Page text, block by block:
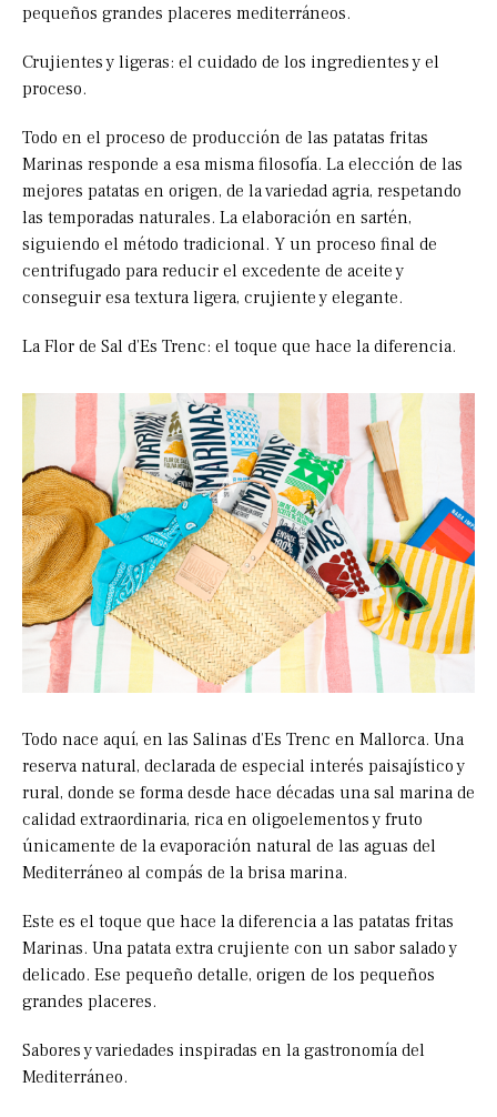
pequeños grandes placeres mediterráneos.
Crujientes y ligeras: el cuidado de los ingredientes y el
proceso.
Todo en el proceso de producción de las patatas fritas
Marinas responde a esa misma filosofía. La elección de las
mejores patatas en origen, de la variedad agria, respetando
las temporadas naturales. La elaboración en sartén,
siguiendo el método tradicional. Y un proceso final de
centrifugado para reducir el excedente de aceite y
conseguir esa textura ligera, crujiente y elegante.
La Flor de Sal d’Es Trenc: el toque que hace la diferencia.
Todo nace aquí, en las Salinas d’Es Trenc en Mallorca. Una
reserva natural, declarada de especial interés paisajístico y
rural, donde se forma desde hace décadas una sal marina de
calidad extraordinaria, rica en oligoelementos y fruto
únicamente de la evaporación natural de las aguas del
Mediterráneo al compás de la brisa marina.
Este es el toque que hace la diferencia a las patatas fritas
Marinas. Una patata extra crujiente con un sabor salado y
delicado. Ese pequeño detalle, origen de los pequeños
grandes placeres.
Sabores y variedades inspiradas en la gastronomía del
Mediterráneo.